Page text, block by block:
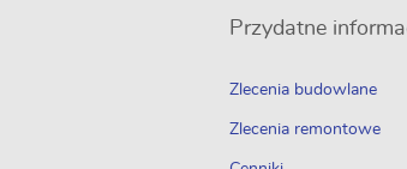
Przydatne
Zlecenia budowlane
Zlecenia remontowe